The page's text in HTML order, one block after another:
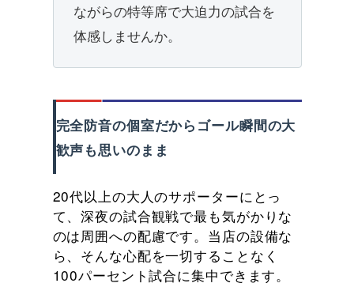
ながらの特等席で大迫力の試合を
体感しませんか。
完全防音の個室だからゴール瞬間の大
歓声も思いのまま
20代以上の大人のサポーターにとっ
て、深夜の試合観戦で最も気がかりな
のは周囲への配慮です。当店の設備な
ら、そんな心配を一切することなく
100パーセント試合に集中できます。